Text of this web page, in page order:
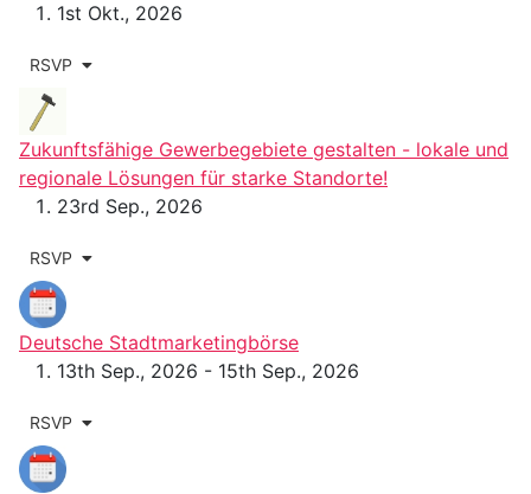
1st Okt., 2026
RSVP
Zukunftsfähige Gewerbegebiete gestalten - lokale und
regionale Lösungen für starke Standorte!
23rd Sep., 2026
RSVP
Deutsche Stadtmarketingbörse
13th Sep., 2026 - 15th Sep., 2026
RSVP